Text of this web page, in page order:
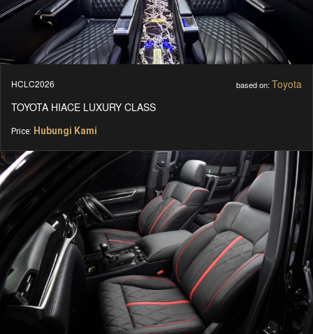
HCLC2026 based on: Toyota
TOYOTA HIACE LUXURY CLASS
Price: Hubungi Kami